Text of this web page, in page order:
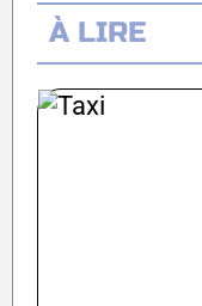
À LIRE